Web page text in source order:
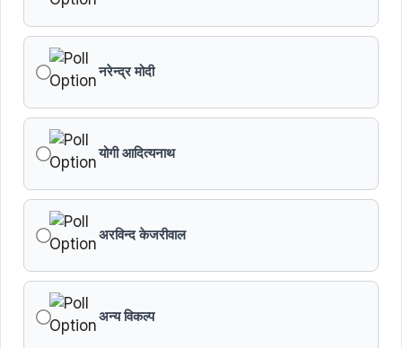
नरेन्द्र मोदी
योगी आदित्यनाथ
अरविन्द केजरीवाल
अन्य विकल्प